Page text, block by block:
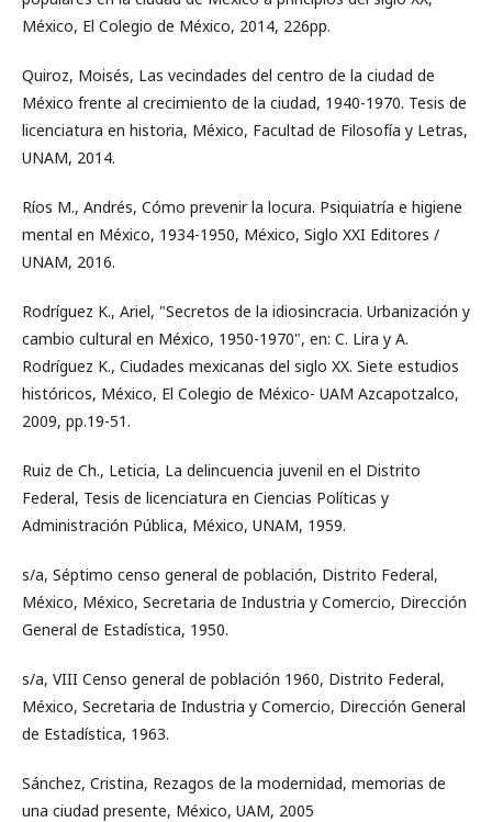
México, El Colegio de México, 2014, 226pp.
Quiroz, Moisés, Las vecindades del centro de la ciudad de
México frente al crecimiento de la ciudad, 1940-1970. Tesis de
licenciatura en historia, México, Facultad de Filosofía y Letras,
UNAM, 2014.
Ríos M., Andrés, Cómo prevenir la locura. Psiquiatría e higiene
mental en México, 1934-1950, México, Siglo XXI Editores /
UNAM, 2016.
Rodríguez K., Ariel, "Secretos de la idiosincracia. Urbanización y
cambio cultural en México, 1950-1970", en: C. Lira y A.
Rodríguez K., Ciudades mexicanas del siglo XX. Siete estudios
históricos, México, El Colegio de México- UAM Azcapotzalco,
2009, pp.19-51.
Ruiz de Ch., Leticia, La delincuencia juvenil en el Distrito
Federal, Tesis de licenciatura en Ciencias Políticas y
Administración Pública, México, UNAM, 1959.
s/a, Séptimo censo general de población, Distrito Federal,
México, México, Secretaria de Industria y Comercio, Dirección
General de Estadística, 1950.
s/a, VIII Censo general de población 1960, Distrito Federal,
México, Secretaria de Industria y Comercio, Dirección General
de Estadística, 1963.
Sánchez, Cristina, Rezagos de la modernidad, memorias de
una ciudad presente, México, UAM, 2005